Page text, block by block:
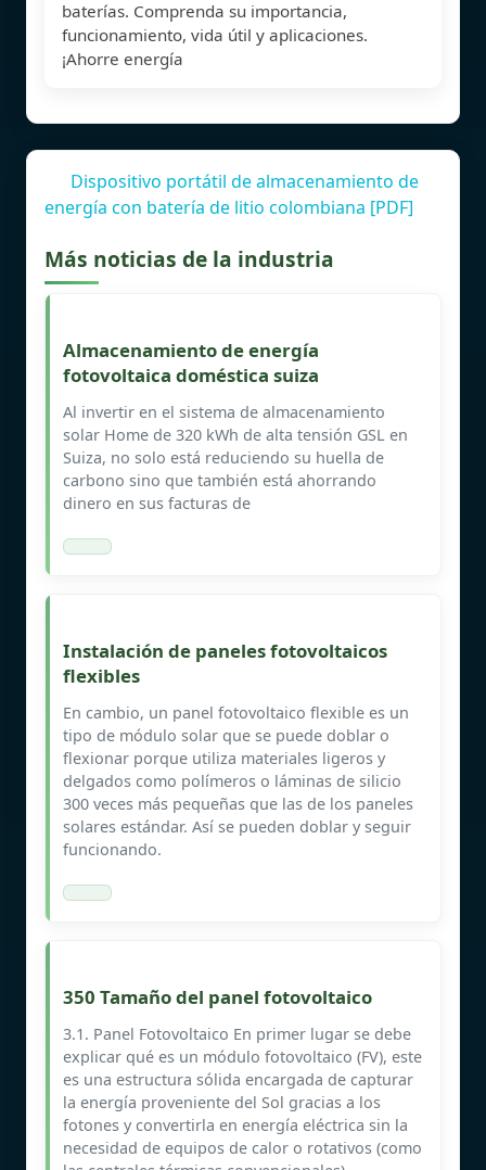
baterías. Comprenda su importancia,
funcionamiento, vida útil y aplicaciones.
¡Ahorre energía
Dispositivo portátil de almacenamiento de
energía con batería de litio colombiana [PDF]
Más noticias de la industria
Almacenamiento de energía
fotovoltaica doméstica suiza
Al invertir en el sistema de almacenamiento
solar Home de 320 kWh de alta tensión GSL en
Suiza, no solo está reduciendo su huella de
carbono sino que también está ahorrando
dinero en sus facturas de
Instalación de paneles fotovoltaicos
flexibles
En cambio, un panel fotovoltaico flexible es un
tipo de módulo solar que se puede doblar o
flexionar porque utiliza materiales ligeros y
delgados como polímeros o láminas de silicio
300 veces más pequeñas que las de los paneles
solares estándar. Así se pueden doblar y seguir
funcionando.
350 Tamaño del panel fotovoltaico
3.1. Panel Fotovoltaico En primer lugar se debe
explicar qué es un módulo fotovoltaico (FV), este
es una estructura sólida encargada de capturar
la energía proveniente del Sol gracias a los
fotones y convertirla en energía eléctrica sin la
necesidad de equipos de calor o rotativos (como